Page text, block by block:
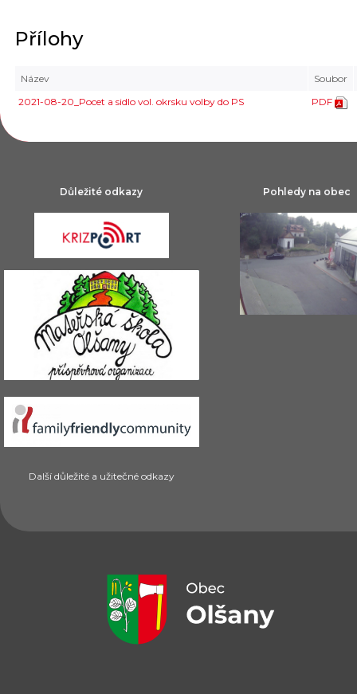
Přílohy
Název
Soubor
2021-08-20_Pocet a sidlo vol. okrsku volby do PS
PDF
Důležité odkazy
Další důležité a užitečné odkazy
Pohledy na obec